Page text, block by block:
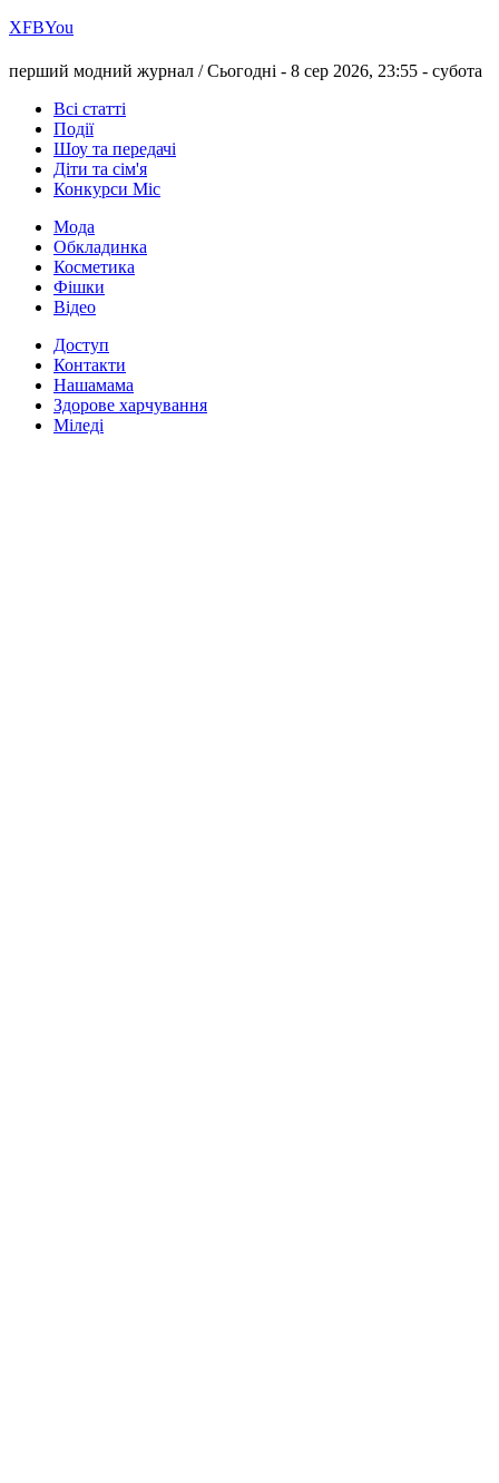
ХFBYou
перший модний журнал /Сьогодні - 8 сер 2026, 23:55 - субота
Всі статті
Події
Шоу та передачі
Діти та сім'я
Конкурси Міс
Мода
Обкладинка
Косметика
Фішки
Відео
Доступ
Контакти
Нашамама
Здорове харчування
Міледі